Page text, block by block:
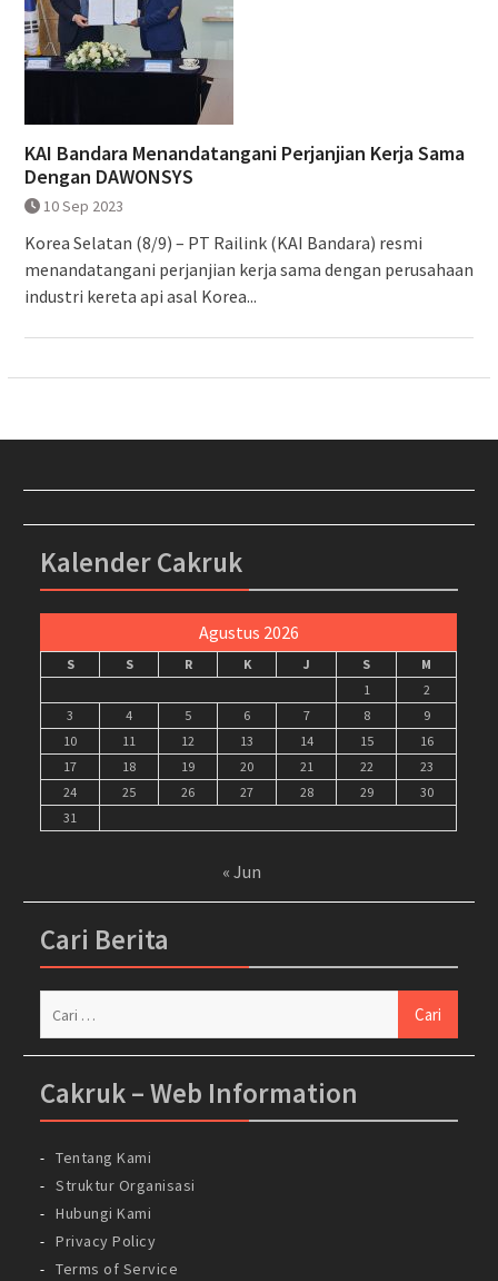
KAI Bandara Menandatangani Perjanjian Kerja Sama
Dengan DAWONSYS
10 Sep 2023
Korea Selatan (8/9) – PT Railink (KAI Bandara) resmi
menandatangani perjanjian kerja sama dengan perusahaan
industri kereta api asal Korea...
Kalender Cakruk
Agustus 2026
S S R K J S
M
1
2
3
4 5 6 7 8
9
10
11 12 13 14 15
16
17
18 19 20 21 22
23
24
25 26 27 28 29
30
31
« Jun
Cari Berita
Cakruk – Web Information
Tentang Kami
Struktur Organisasi
Hubungi Kami
Privacy Policy
Terms of Service